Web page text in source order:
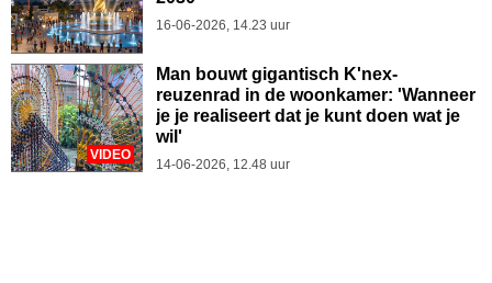
16-06-2026, 14.23 uur
VIDEO
Man bouwt gigantisch K'nex-
reuzenrad in de woonkamer: 'Wanneer
je je realiseert dat je kunt doen wat je
wil'
14-06-2026, 12.48 uur